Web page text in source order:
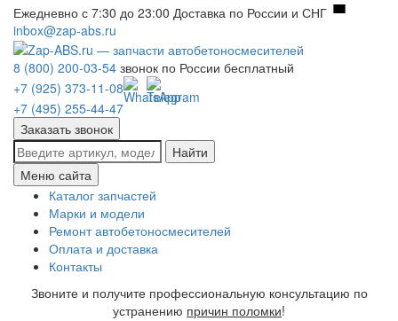
Ежедневно с 7:30 до 23:00 Доставка по России и СНГ
inbox@zap-abs.ru
8 (800) 200-03-54 звонок по России бесплатный
+7 (925) 373-11-08
+7 (495) 255-44-47
Заказать звонок
Найти
Меню сайта
Каталог запчастей
Марки и модели
Ремонт автобетоносмесителей
Оплата и доставка
Контакты
Звоните и получите профессиональную консультацию по
устранению причин поломки!